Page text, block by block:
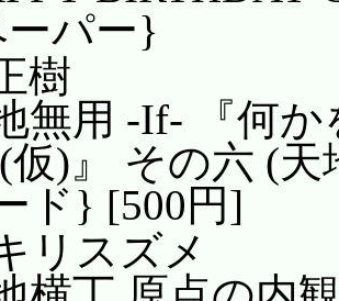
パー}
樹
無用 -If- 『何
仮)』 その六 (
ド} [500円]
リスズメ